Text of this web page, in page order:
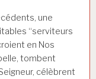
une
“serviteurs
en Nos
tombent
célèbrent